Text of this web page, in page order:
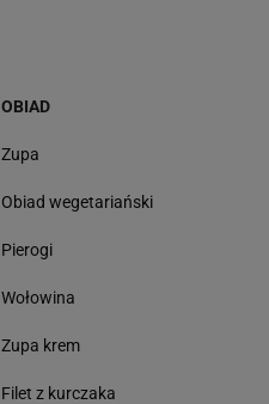
OBIAD
Zupa
Obiad wegetariański
Pierogi
Wołowina
Zupa krem
Filet z kurczaka